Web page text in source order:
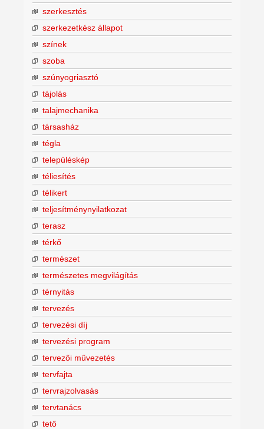
szerkesztés
szerkezetkész állapot
színek
szoba
szúnyogriasztó
tájolás
talajmechanika
társasház
tégla
településkép
téliesítés
télikert
teljesítménynyilatkozat
terasz
térkő
természet
természetes megvilágítás
térnyitás
tervezés
tervezési díj
tervezési program
tervezői művezetés
tervfajta
tervrajzolvasás
tervtanács
tető